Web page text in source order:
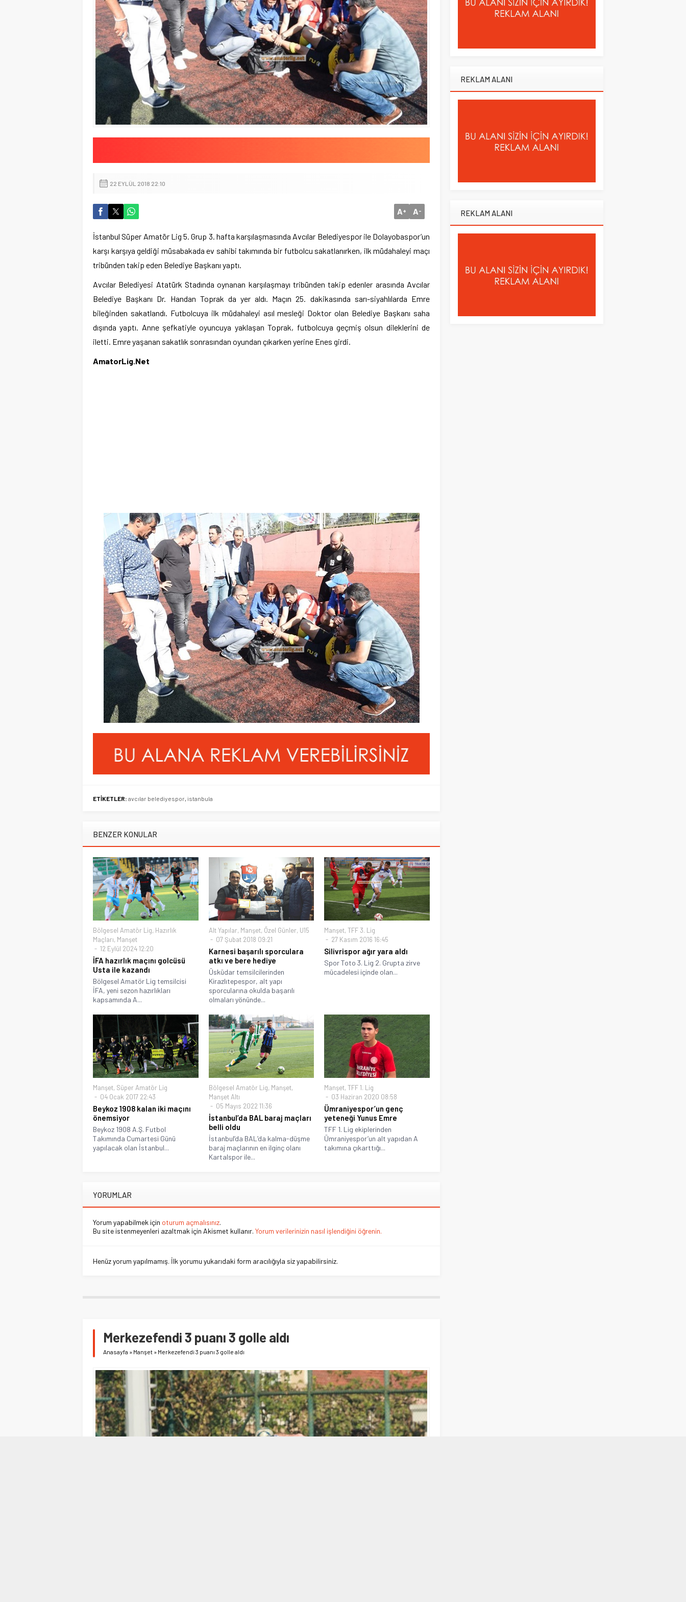
22 EYLÜL 2018 22:10
A+ A-
İstanbul Süper Amatör Lig 5. Grup 3. hafta karşılaşmasında Avcılar Belediyespor ile Dolayobaspor’un
karşı karşıya geldiği müsabakada ev sahibi takımında bir futbolcu sakatlanırken, ilk müdahaleyi maçı
tribünden takip eden Belediye Başkanı yaptı.
Avcılar Belediyesi Atatürk Stadında oynanan karşılaşmayı tribünden takip edenler arasında Avcılar
Belediye Başkanı Dr. Handan Toprak da yer aldı. Maçın 25. dakikasında sarı-siyahlılarda Emre
bileğinden sakatlandı. Futbolcuya ilk müdahaleyi asıl mesleği Doktor olan Belediye Başkanı saha
dışında yaptı. Anne şefkatiyle oyuncuya yaklaşan Toprak, futbolcuya geçmiş olsun dileklerini de
iletti. Emre yaşanan sakatlık sonrasından oyundan çıkarken yerine Enes girdi.
AmatorLig.Net
ETİKETLER: avcılar belediyespor, istanbula
BENZER KONULAR
Bölgesel Amatör Lig, Hazırlık
Maçları, Manşet
12 Eylül 2024 12:20
İFA hazırlık maçını golcüsü
Usta ile kazandı
Bölgesel Amatör Lig temsilcisi
İFA, yeni sezon hazırlıkları
kapsamında A...
Alt Yapılar, Manşet, Özel Günler, U15
07 Şubat 2018 09:21
Karnesi başarılı sporculara
atkı ve bere hediye
Üsküdar temsilcilerinden
Kirazlıtepespor, alt yapı
sporcularına okulda başarılı
olmaları yönünde...
Manşet,TFF 3. Lig
27 Kasım 2016 16:45
Silivrispor ağır yara aldı
Spor Toto 3. Lig 2. Grupta zirve
mücadelesi içinde olan...
Manşet, Süper Amatör Lig
04 Ocak 2017 22:43
Beykoz 1908 kalan iki maçını
önemsiyor
Beykoz 1908 A.Ş. Futbol
Takımında Cumartesi Günü
yapılacak olan İstanbul...
Bölgesel Amatör Lig, Manşet,
Manşet Altı
05 Mayıs 2022 11:36
İstanbul’da BAL baraj maçları
belli oldu
İstanbul’da BAL’da kalma-düşme
baraj maçlarının en ilginç olanı
Kartalspor ile...
Manşet,TFF 1. Lig
03 Haziran 2020 08:58
Ümraniyespor’un genç
yeteneği Yunus Emre
TFF 1. Lig ekiplerinden
Ümraniyespor’un alt yapıdan A
takımına çıkarttığı...
YORUMLAR
Yorum yapabilmek için oturum açmalısınız.
Bu site istenmeyenleri azaltmak için Akismet kullanır. Yorum verilerinizin nasıl işlendiğini öğrenin.
Henüz yorum yapılmamış. İlk yorumu yukarıdaki form aracılığıyla siz yapabilirsiniz.
Merkezefendi 3 puanı 3 golle aldı
Anasayfa » Manşet » Merkezefendi 3 puanı 3 golle aldı
REKLAM ALANI
REKLAM ALANI